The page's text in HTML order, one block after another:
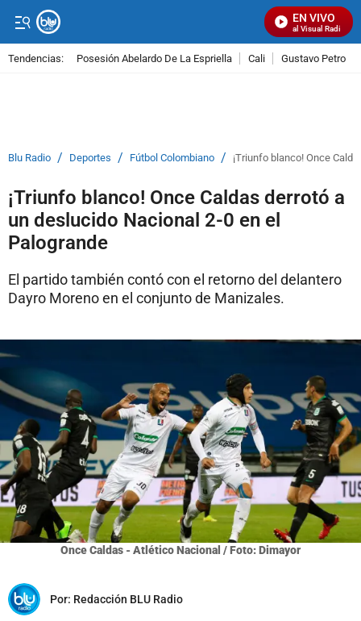
EN VIVO
Señal Visual Radio
Tendencias: Posesión Abelardo De La Espriella Cali Gustavo Petro
Blu Radio / Deportes / Fútbol Colombiano / ¡Triunfo blanco! Once
¡Triunfo blanco! Once Caldas derrotó a
un deslucido Nacional 2-0 en el
Palogrande
El partido también contó con el retorno del delantero
Dayro Moreno en el conjunto de Manizales.
Once Caldas - Atlético Nacional / Foto: Dimayor
Por: Redacción BLU Radio